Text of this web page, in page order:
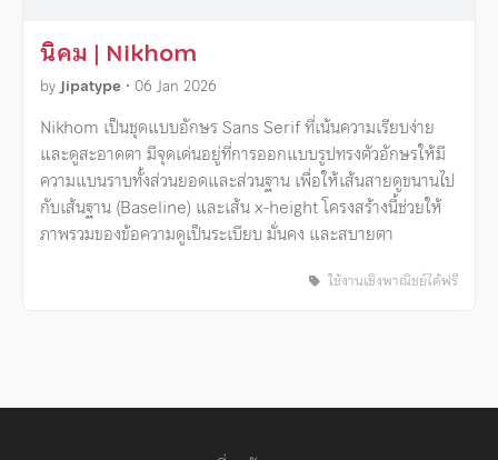
นิคม | Nikhom
byJipatype • 06 Jan 2026
Nikhom เป็นชุดแบบอักษร Sans Serif ที่เน้นความเรียบง่าย
และดูสะอาดตา มีจุดเด่นอยู่ที่การออกแบบรูปทรงตัวอักษรให้มี
ความแบนราบทั้งส่วนยอดและส่วนฐาน เพื่อให้เส้นสายดูขนานไป
กับเส้นฐาน (Baseline) และเส้น x-height โครงสร้างนี้ช่วยให้
ภาพรวมของข้อความดูเป็นระเบียบ มั่นคง และสบายตา
ใช้งานเชิงพาณิชย์ได้ฟรี